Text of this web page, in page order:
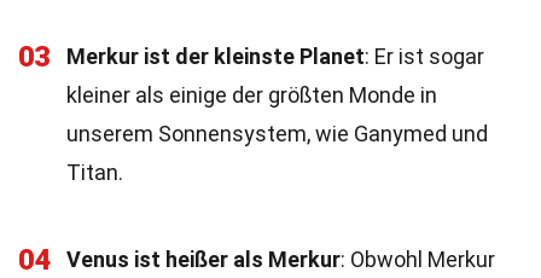
03 Merkur ist der kleinste Planet: Er ist sogar
kleiner als einige der größten Monde in
unserem Sonnensystem, wie Ganymed und
Titan.
04 Venus ist heißer als Merkur: Obwohl Merkur